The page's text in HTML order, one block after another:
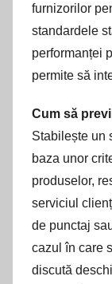
furnizorilor
standardele
performanței
permite să
Cum să
Stabilește un
baza unor
produselor,
serviciul
de punctaj
cazul în care
discută